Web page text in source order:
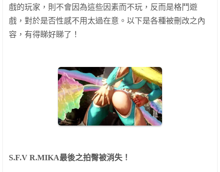
戲的玩家，則不會因為這些因素而不玩，反而是格鬥遊
戲，對於是否性感不用太過在意。以下是各種被刪改之內
容，有得睇好睇了！
S.F.V R.MIKA最後之拍臀被消失！